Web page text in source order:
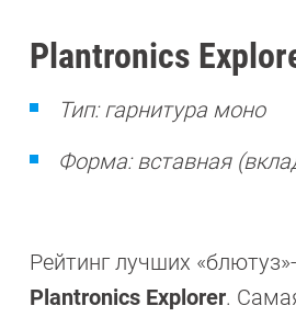
Plantronics
Тип: гарнитура моно
Форма: вставная
Рейтинг лучших
Plantronics Explorer.